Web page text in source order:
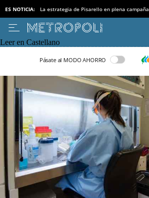
ES NOTICIA: La estrategia de Pisarello en plena campaña
Leer en Castellano
Pásate al MODO AHORRO